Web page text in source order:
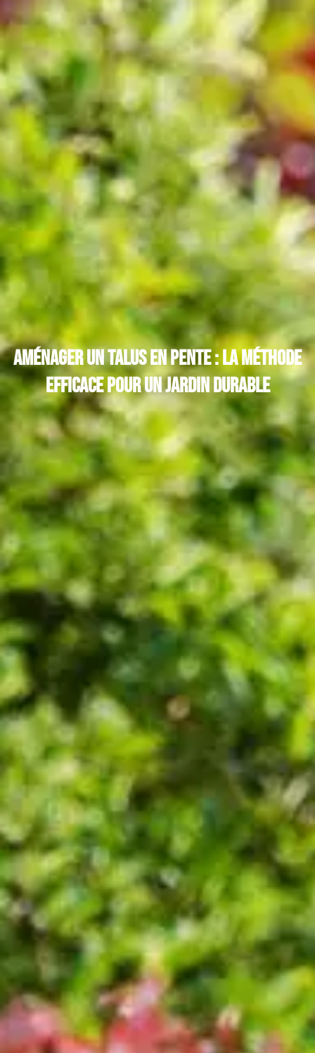
Aménager un talus en pente : la méthode
efficace pour un jardin durable